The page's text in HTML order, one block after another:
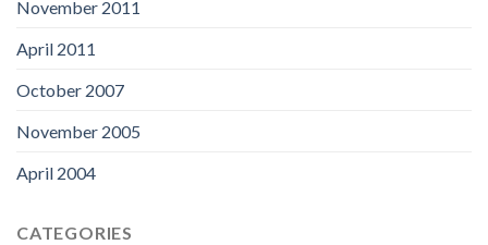
November 2011
April 2011
October 2007
November 2005
April 2004
CATEGORIES